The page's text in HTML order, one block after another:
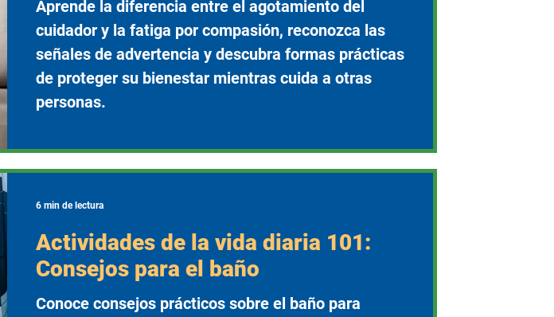
Aprende la diferencia entre el agotamiento del
cuidador y la fatiga por compasión, reconozca las
señales de advertencia y descubra formas prácticas
de proteger su bienestar mientras cuida a otras
personas.
Actividades de la vida diaria 101:
Consejos para el baño
Conoce consejos prácticos sobre el baño para
6 min de lectura